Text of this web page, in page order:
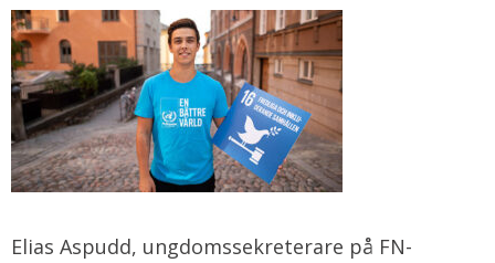
Elias Aspudd, ungdomssekreterare på FN-